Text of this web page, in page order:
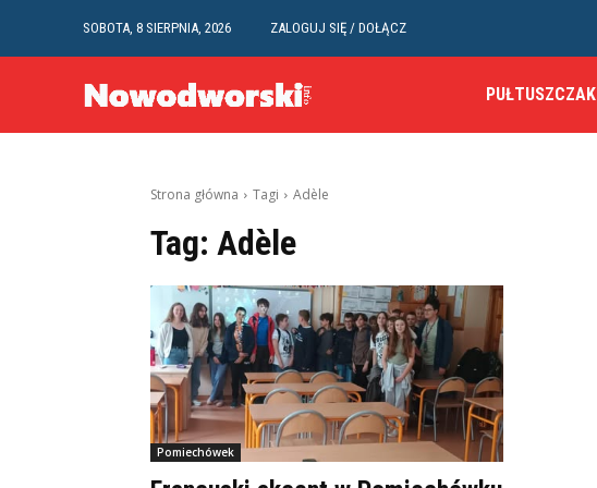
SOBOTA, 8 SIERPNIA, 2026 ZALOGUJ SIĘ / DOŁĄCZ
PUŁTUSZCZAK
Strona główna Tagi Adèle
Tag: Adèle
Pomiechówek